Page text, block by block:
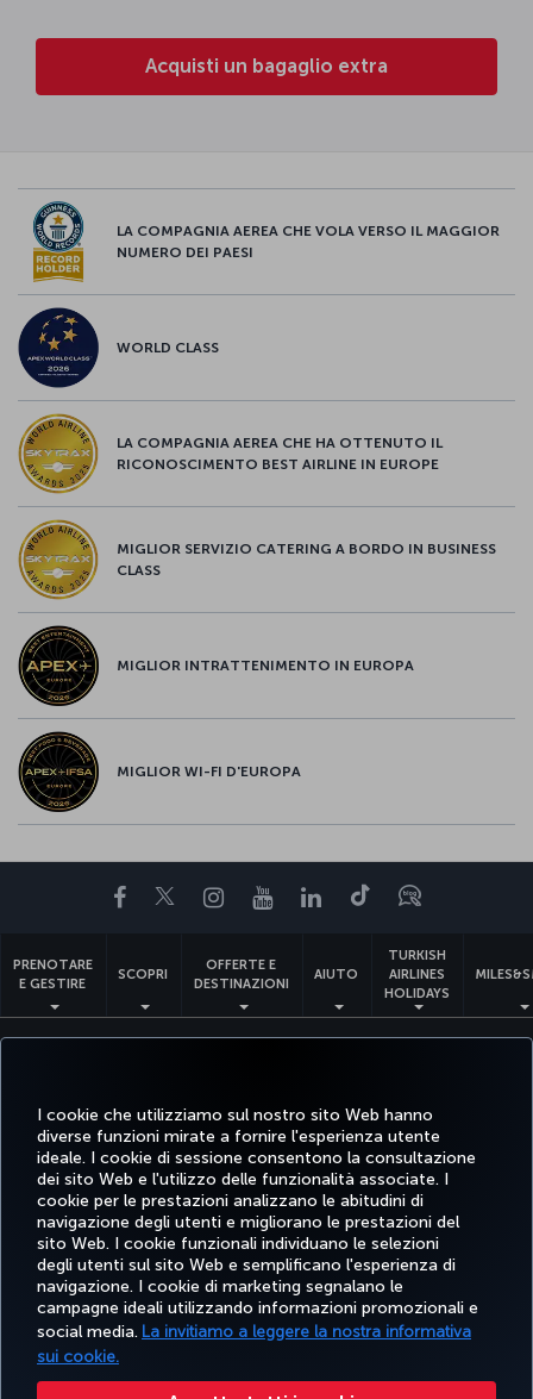
I cookie che utilizziamo sul nostro sito Web hanno
diverse funzioni mirate a fornire l'esperienza utente
ideale. I cookie di sessione consentono la consultazione
dei sito Web e l'utilizzo delle funzionalità associate. I
cookie per le prestazioni analizzano le abitudini di
navigazione degli utenti e migliorano le prestazioni del
sito Web. I cookie funzionali individuano le selezioni
degli utenti sul sito Web e semplificano l'esperienza di
navigazione. I cookie di marketing segnalano le
campagne ideali utilizzando informazioni promozionali e
social media. La invitiamo a leggere la nostra informativa
sui cookie.
Acquisti un bagaglio extra
LA COMPAGNIA AEREA CHE VOLA VERSO IL MAGGIOR
NUMERO DEI PAESI
WORLD CLASS
LA COMPAGNIA AEREA CHE HA OTTENUTO IL
RICONOSCIMENTO BEST AIRLINE IN EUROPE
MIGLIOR SERVIZIO CATERING A BORDO IN BUSINESS
CLASS
MIGLIOR INTRATTENIMENTO IN EUROPA
MIGLIOR WI-FI D'EUROPA
Facebook
TwitterInstagram
YouTubeLinkedIn
TikTokBlog
PRENOTARE
E GESTIRE
SCOPRI
OFFERTE E
DESTINAZIONI
AIUTO
TURKISH
AIRLINES
HOLIDAYS
Turkish Airlines Copyright © 1996 - 2026